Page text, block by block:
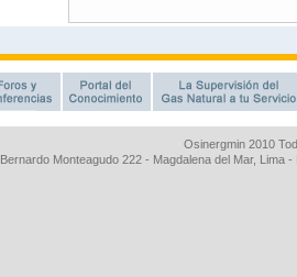
Osinergmin 2010
Bernardo Monteagudo 222 - Magdalena del Mar, Lima